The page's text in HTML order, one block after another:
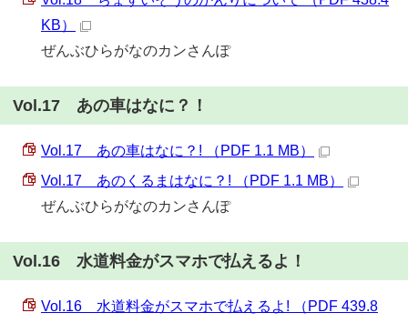
KB）
ぜんぶひらがなのカンさんぽ
Vol.17 あの車はなに？！
Vol.17 あの車はなに？! （PDF 1.1 MB）
Vol.17 あのくるまはなに？! （PDF 1.1 MB）
ぜんぶひらがなのカンさんぽ
Vol.16 水道料金がスマホで払えるよ！
Vol.16 水道料金がスマホで払えるよ! （PDF 439.8